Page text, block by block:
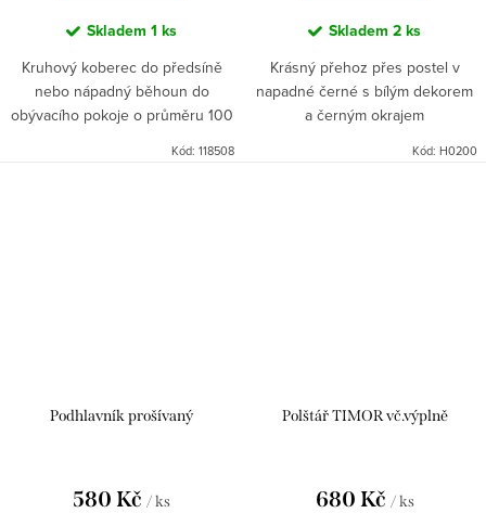
Skladem 1 ks
Kruhový koberec do předsíně
nebo nápadný běhoun do
obývacího pokoje o průměru 100
obohatí interier, tento produkt
Kód: 118508
Skladem 2 ks
Krásný přehoz přes postel v
napadné černé s bílým dekorem
a černým okrajem
Kód: H0200
Podhlavník prošívaný
580 Kč / ks
Polštář TIMOR vč.výplně
680 Kč / ks